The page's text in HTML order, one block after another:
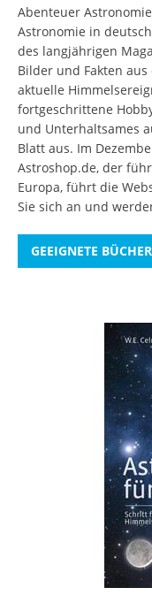
Abenteuer
Astronomie in
des langjährigen
Bilder und Fakten
aktuelle
fortgeschrittene
und Unterhaltsames
Blatt aus. Im
Astroshop.de, der
Europa, führt die
Sie sich an und
GEEIGNETE